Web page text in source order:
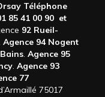
Téléphone
85 41 00 90 et
92 Rueil-
Agence 94 Nogent
. Agence 95
. Agence 93
77
75017